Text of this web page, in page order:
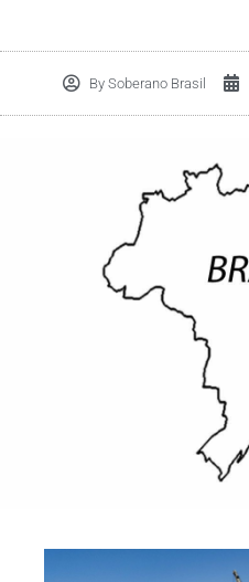
By Soberano Brasil